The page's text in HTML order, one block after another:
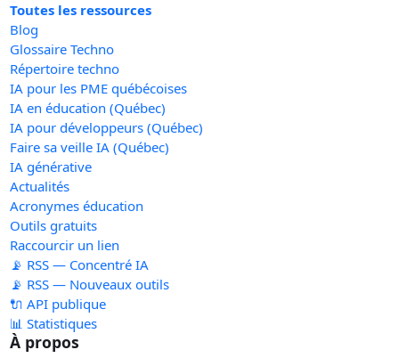
Toutes les ressources
Blog
Glossaire Techno
Répertoire techno
IA pour les PME québécoises
IA en éducation (Québec)
IA pour développeurs (Québec)
Faire sa veille IA (Québec)
IA générative
Actualités
Acronymes éducation
Outils gratuits
Raccourcir un lien
📡 RSS — Concentré IA
📡 RSS — Nouveaux outils
🔌 API publique
📊 Statistiques
À propos